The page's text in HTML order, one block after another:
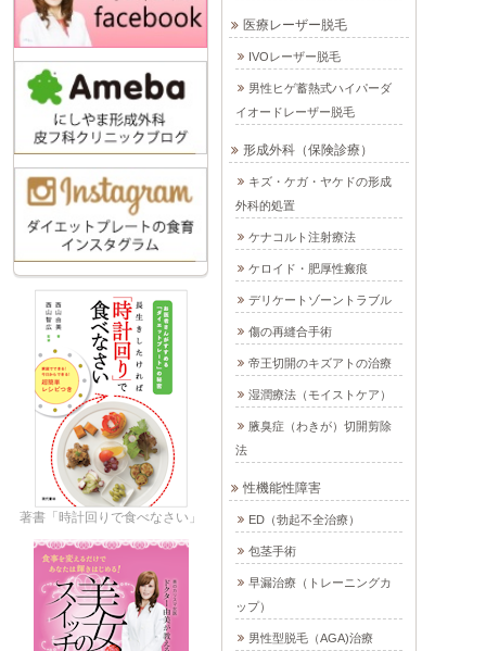
医療レーザー脱毛
IVOレーザー脱毛
男性ヒゲ蓄熱式ハイパーダ
イオードレーザー脱毛
形成外科（保険診療）
キズ・ケガ・ヤケドの形成
外科的処置
ケナコルト注射療法
ケロイド・肥厚性瘢痕
デリケートゾーントラブル
傷の再縫合手術
帝王切開のキズアトの治療
湿潤療法（モイストケア）
腋臭症（わきが）切開剪除
法
性機能性障害
ED（勃起不全治療）
包茎手術
早漏治療（トレーニングカ
ップ）
男性型脱毛（AGA)治療
著書「時計回りで食べなさい」